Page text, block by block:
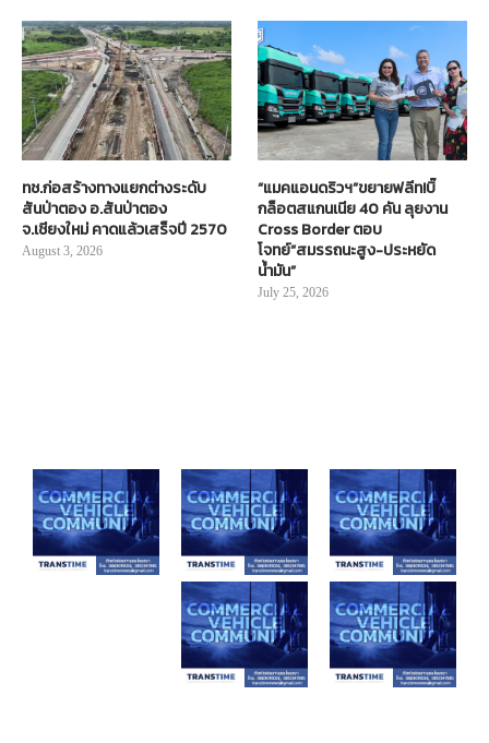
ทช.ก่อสร้างทางแยกต่างระดับ
สันป่าตอง อ.สันป่าตอง
จ.เชียงใหม่ คาดแล้วเสร็จปี 2570
August 3, 2026
“แมคแอนดริวฯ”ขยายฟลีท!บิ๊
กล็อตสแกนเนีย 40 คัน ลุยงาน
Cross Border ตอบ
โจทย์“สมรรถนะสูง-ประหยัด
น้ำมัน”
July 25, 2026